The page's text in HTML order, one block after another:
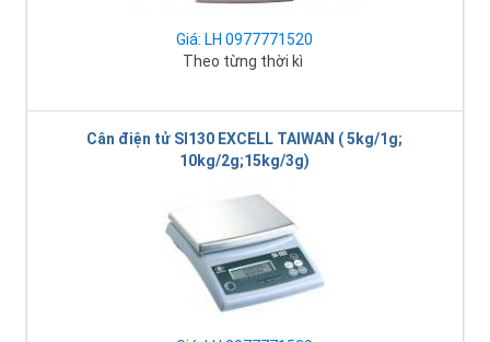
Giá: LH 0977771520
Theo từng thời kì
Cân điện tử SI130 EXCELL TAIWAN ( 5kg/1g;
10kg/2g;15kg/3g)